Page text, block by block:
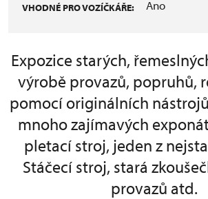
VHODNÉ PRO VOZÍČKÁŘE: Ano
Expozice starých,
výrobě provazů, popruhů,
pomocí originálních
mnoho zajímavých
pletací stroj, jeden z
Stáčecí stroj, stará
provazů atd.